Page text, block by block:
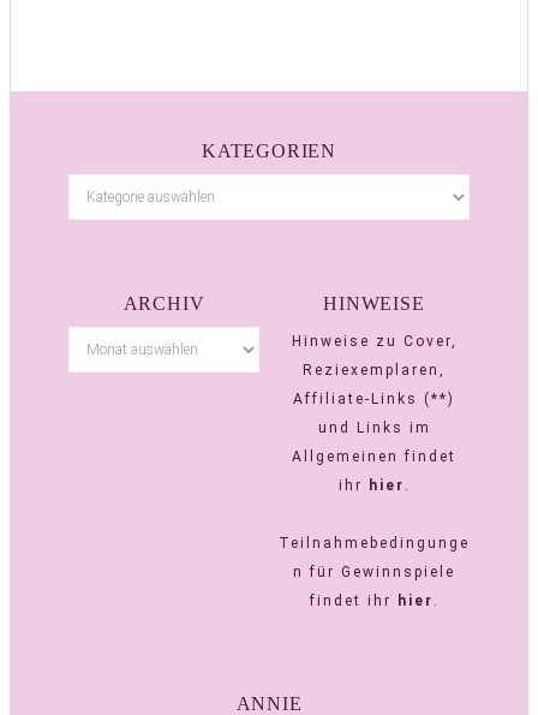
KATEGORIEN
ARCHIV HINWEISE
Hinweise zu Cover,
Reziexemplaren,
Affiliate-Links (**)
und Links im
Allgemeinen findet
ihr
hier .
Teilnahmebedingunge
n für Gewinnspiele
findet ihr
hier .
ANNIE